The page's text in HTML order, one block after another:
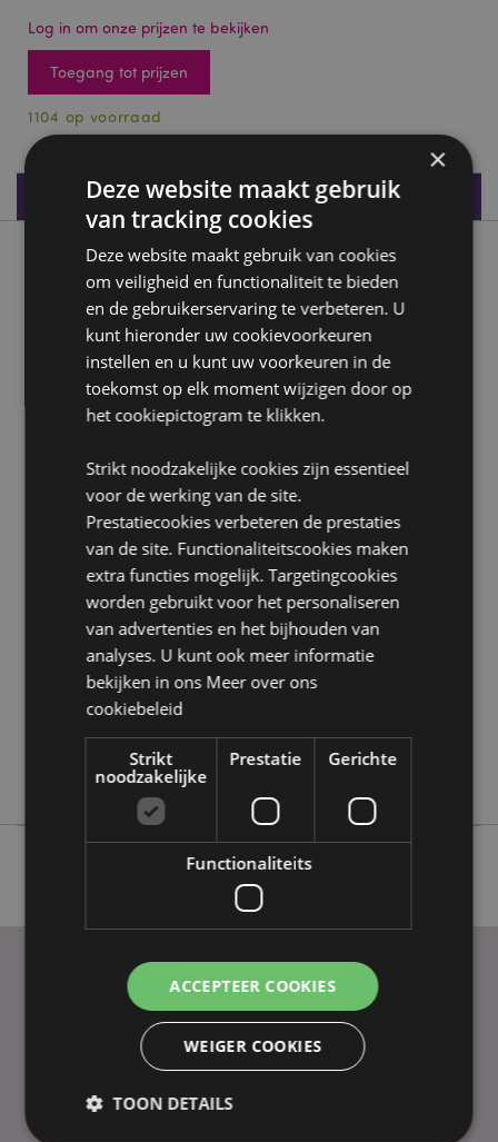
Log in om onze prijzen te bekijken
Toegang tot prijzen
1104 op voorraad
Productspecificaties
Product beschrijving
Butterfly Meadows Pincet
Materiaal: Metaal (RVS430)
Product Bron:
Lees dan onze klanten informatie gids.
Product eigenschappen
informatie
5055071794216
240
0.015000
Nee
Nee
Nee
Butterfly Meadows
PRAKTISCHE LINKS
Bezorging/Verzending
Aanbiedingen
×
Deze website maakt gebruik
van tracking cookies
Deze website maakt gebruik van cookies
om veiligheid en functionaliteit te bieden
en de gebruikerservaring te verbeteren. U
kunt hieronder uw cookievoorkeuren
instellen en u kunt uw voorkeuren in de
toekomst op elk moment wijzigen door op
het cookiepictogram te klikken.
Strikt noodzakelijke cookies zijn essentieel
voor de werking van de site.
Prestatiecookies verbeteren de prestaties
van de site. Functionaliteitscookies maken
extra functies mogelijk. Targetingcookies
worden gebruikt voor het personaliseren
van advertenties en het bijhouden van
analyses. U kunt ook meer informatie
bekijken in ons Meer over ons
cookiebeleid
Strikt
noodzakelijke
Prestatie Gerichte
Functionaliteits
ACCEPTEER COOKIES
WEIGER COOKIES
TOON DETAILS